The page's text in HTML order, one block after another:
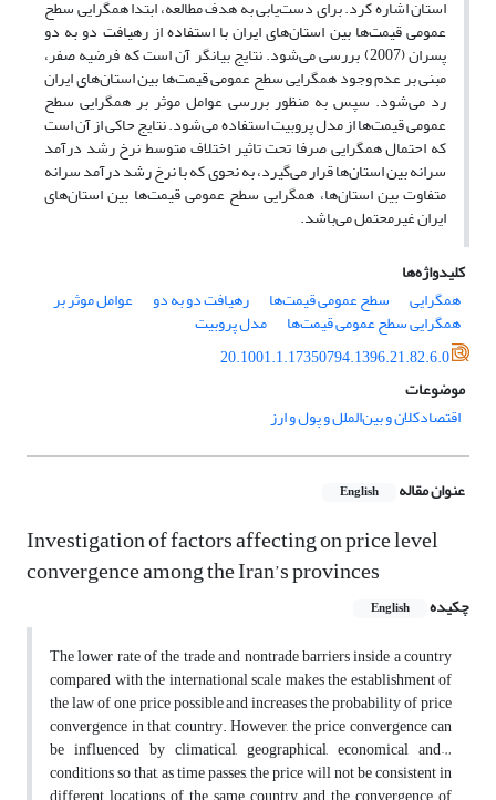
استان اشاره کرد. برای دست‌یابی به هدف مطالعه، ابتدا همگرایی سطح
عمومی قیمت‌ها بین استان‌های ایران با استفاده از رهیافت دو به دو
پسران (2007) بررسی می‌شود. نتایج بیانگر آن است که فرضیه صفر،
مبنی بر عدم وجود همگرایی سطح عمومی قیمت‌ها بین استان‌های ایران
رد می‌شود. سپس به منظور بررسی عوامل موثر بر همگرایی سطح
عمومی قیمت‌ها از مدل پروبیت استفاده می‌شود. نتایج حاکی از آن است
که احتمال همگرایی صرفا تحت تاثیر اختلاف متوسط نرخ رشد درآمد
سرانه بین استان‌ها قرار می‌گیرد، به نحوی که با نرخ رشد درآمد سرانه
متفاوت بین استان‌ها، همگرایی سطح عمومی قیمت‌ها بین استان‌های
ایران غیرمحتمل می‌باشد.
کلیدواژه‌ها
همگرایی
سطح عمومی قیمت‌ها رهیافت دو به دو عوامل موثر بر
همگرایی سطح عمومی قیمت‌ها
مدل پروبیت
20.1001.1.17350794.1396.21.82.6.0
موضوعات
اقتصادکلان و بین‌الملل و پول و ارز
عنوان مقاله English
Investigation of factors affecting on price level
convergence among the Iran’s provinces
چکیده English
The lower rate of the trade and nontrade barriers inside a country
compared with the international scale makes the establishment of
the law of one price possible and increases the probability of price
convergence in that country. However, the price convergence can
be influenced by climatical, geographical, economical and…
conditions so that, as time passes, the price will not be consistent in